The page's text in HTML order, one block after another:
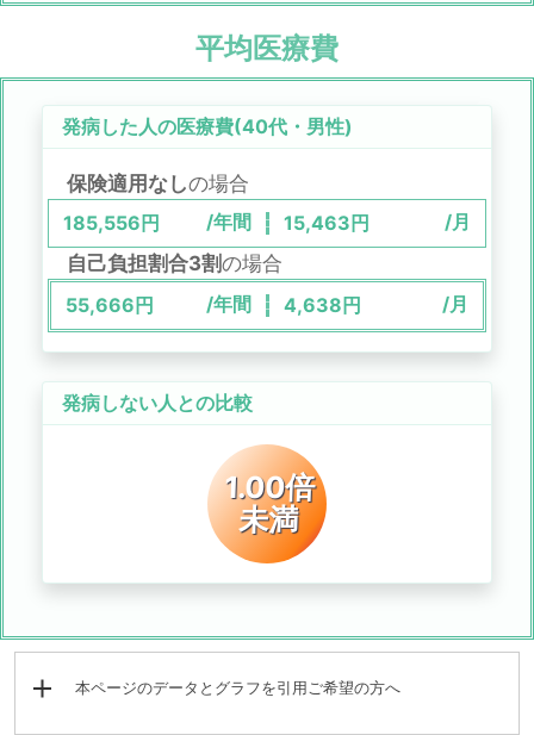
平均医療費
発病した人の医療費(40代 ・ 男性)
保険適用なしの場合
185,556円 /年間 15,463円
/月
自己負担割合3割の場合
55,666円 /年間 4,638円 /月
発病しない人との比較
1.00倍
未満
本ページのデータとグラフを引用ご希望の方へ